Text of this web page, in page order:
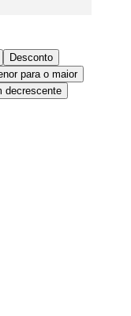
Desconto
para o maior
decrescente